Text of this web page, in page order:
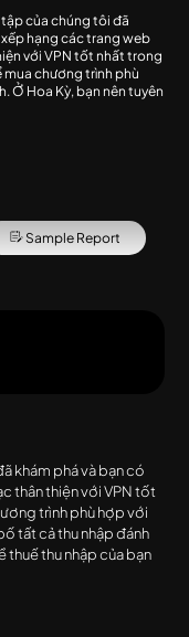
của chúng tôi đã
hạng các trang web
với VPN tốt nhất trong
chương trình phù
Ở Hoa Kỳ, bạn nên tuyên
Sample Report
khám phá và bạn có
thân thiện với VPN tốt
trình phù hợp với
tất cả thu nhập đánh
thu nhập của bạn